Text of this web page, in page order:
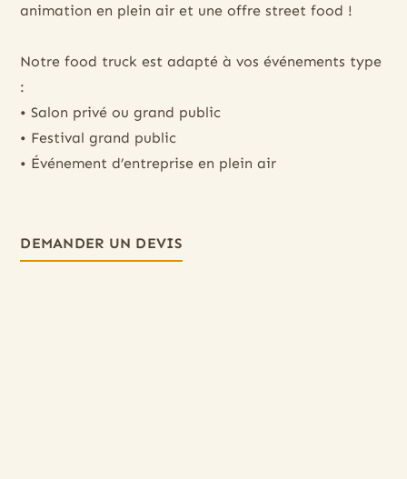
animation en plein air et une offre street food !
Notre food truck est adapté à vos événements type
:
• Salon privé ou grand public
• Festival grand public
• Événement d’entreprise en plein air
DEMANDER UN DEVIS